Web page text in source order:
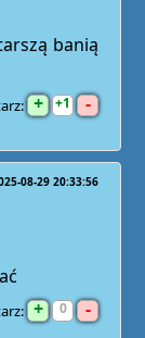
banią
+ 1 -
08-29 20:33:56
+ 0 -